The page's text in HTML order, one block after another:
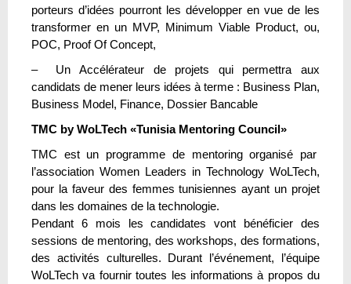
porteurs d’idées pourront les développer en vue de les
transformer en un MVP, Minimum Viable Product, ou,
POC, Proof Of Concept,
– Un Accélérateur de projets qui permettra aux
candidats de mener leurs idées à terme : Business Plan,
Business Model, Finance, Dossier Bancable
TMC by WoLTech «Tunisia Mentoring Council»
TMC est un programme de mentoring organisé par
l’association Women Leaders in Technology WoLTech,
pour la faveur des femmes tunisiennes ayant un projet
dans les domaines de la technologie.
Pendant 6 mois les candidates vont bénéficier des
sessions de mentoring, des workshops, des formations,
des activités culturelles. Durant l’événement, l’équipe
WoLTech va fournir toutes les informations à propos du